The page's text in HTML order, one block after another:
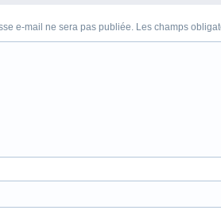
e-mail ne sera pas publiée. Les champs